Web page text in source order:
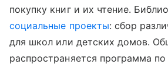
покупку книг и их чтение.
социальные проекты: сбор
для школ или детских домов.
распространяется программа